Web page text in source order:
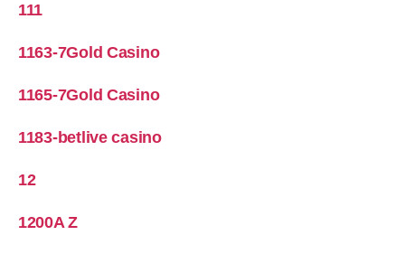
111
1163-7Gold Casino
1165-7Gold Casino
1183-betlive casino
12
1200A Z